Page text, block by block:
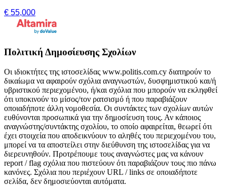
€ 55,000
Πολιτική Δημοσίευσης Σχολίων
Οι ιδιοκτήτες της ιστοσελίδας www.politis.com.cy διατηρούν το
δικαίωμα να αφαιρούν σχόλια αναγνωστών, δυσφημιστικού και/ή
υβριστικού περιεχομένου, ή/και σχόλια που μπορούν να εκληφθεί
ότι υποκινούν το μίσος/τον ρατσισμό ή που παραβιάζουν
οποιαδήποτε άλλη νομοθεσία. Οι συντάκτες των σχολίων αυτών
ευθύνονται προσωπικά για την δημοσίευση τους. Αν κάποιος
αναγνώστης/συντάκτης σχολίου, το οποίο αφαιρείται, θεωρεί ότι
έχει στοιχεία που αποδεικνύουν το αληθές του περιεχομένου του,
μπορεί να τα αποστείλει στην διεύθυνση της ιστοσελίδας για να
διερευνηθούν. Προτρέπουμε τους αναγνώστες μας να κάνουν
report / flag σχόλια που πιστεύουν ότι παραβιάζουν τους πιο πάνω
κανόνες. Σχόλια που περιέχουν URL / links σε οποιαδήποτε
σελίδα, δεν δημοσιεύονται αυτόματα.